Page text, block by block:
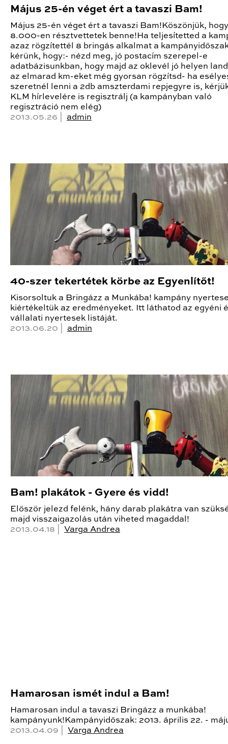
Május 25-én véget ért a tavaszi Bam!
Május 25-én véget ért a tavaszi Bam!Köszönjük,
8.000-en résztvettetek benne!Ha teljesítetted a
azaz rögzítettél 8 bringás alkalmat a
kérünk, hogy:- nézd meg, jó postacím szerepel-e
adatbázisunkban, hogy majd az oklevél jó helyen
az elmarad km-eket még gyorsan rögzítsd- ha
szeretnél lenni a 2db amszterdami repjegyre is,
KLM hírlevelére is regisztrálj (a kampányban való
regisztráció nem elég)
2013.05.26 | admin
40-szer tekertétek körbe az Egyenlítőt!
Kisorsoltuk a Bringázz a Munkába! kampány
kiértékeltük az eredményeket. Itt láthatod az egyéni
vállalati nyertesek listáját.
2013.06.20 | admin
Bam! plakátok - Gyere és vidd!
Először jelezd felénk, hány darab plakátra van
majd visszaigazolás után viheted magaddal!
2013.04.18 | Varga Andrea
Hamarosan ismét indul a Bam!
Hamarosan indul a tavaszi Bringázz a munkába!
kampányunk!Kampányidőszak: 2013. április 22. -
2013.04.09 | Varga Andrea